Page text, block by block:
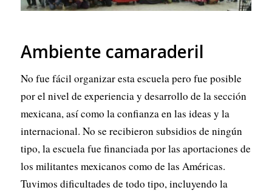
Ambiente camaraderil
No fue fácil organizar esta escuela pero fue posible
por el nivel de experiencia y desarrollo de la sección
mexicana, así como la confianza en las ideas y la
internacional. No se recibieron subsidios de ningún
tipo, la escuela fue financiada por las aportaciones de
los militantes mexicanos como de las Américas.
Tuvimos dificultades de todo tipo, incluyendo la